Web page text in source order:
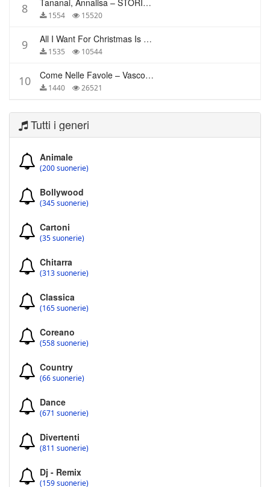
8 Tananai, Annalisa – STORIE BREVI
1554 15520
9 All I Want For Christmas Is You – Mariah Carey
1535 10544
10 Come Nelle Favole – Vasco Rossi
1440 26521
Tutti i generi
Animale
(200 suonerie)
Bollywood
(345 suonerie)
Cartoni
(35 suonerie)
Chitarra
(313 suonerie)
Classica
(165 suonerie)
Coreano
(558 suonerie)
Country
(66 suonerie)
Dance
(671 suonerie)
Divertenti
(811 suonerie)
Dj - Remix
(159 suonerie)